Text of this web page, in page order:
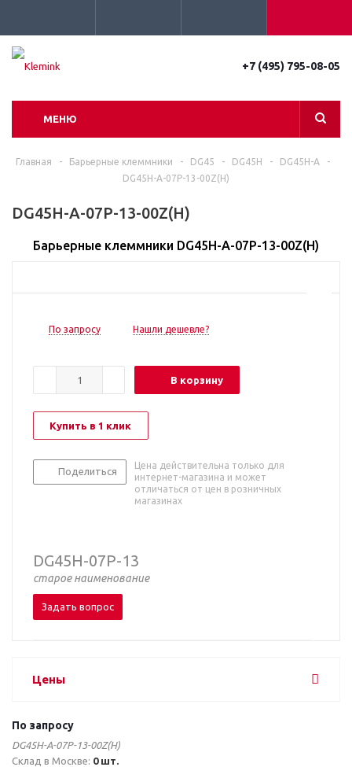
+7 (495) 795-08-05
МЕНЮ
Главная - Барьерные клеммники - DG45 - DG45H - DG45H-A
-
DG45H-A-07P-13-00Z(H)
DG45H-A-07P-13-00Z(H)
Барьерные клеммники DG45H-A-07P-13-00Z(H)
По запросу Нашли дешевле?
В корзину
Купить в 1 клик
Поделиться
Цена действительна только для
интернет-магазина и может
отличаться от цен в розничных
магазинах
DG45H-07P-13
старое наименование
Задать вопрос
Цены
По запросу
DG45H-A-07P-13-00Z(H)
Склад в Москве: 0 шт.